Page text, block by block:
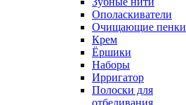
Ополаскиватели
Очищающие пенки
Крем
Ёршики
Наборы
Ирригатор
Полоски для
отбеливания